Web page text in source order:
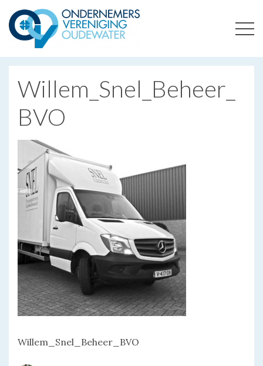
ONDERNEMERSVERENIGING OUDEWATER
Willem_Snel_Beheer_
BVO
Willem_Snel_Beheer_BVO